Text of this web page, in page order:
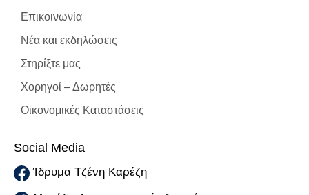
Επικοινωνία
Νέα και εκδηλώσεις
Στηρίξτε μας
Χορηγοί – Δωρητές
Οικονομικές Καταστάσεις
Social Media
Ίδρυμα Τζένη Καρέζη